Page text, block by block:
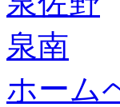
泉南
ホーム